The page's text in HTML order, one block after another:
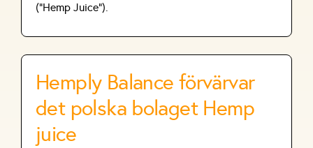
("Hemp Juice").
Hemply Balance förvärvar
det polska bolaget Hemp
juice